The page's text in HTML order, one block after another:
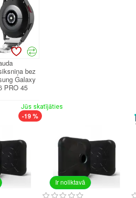
bez
Galaxy
PRO 45
Jūs skatījāties
-19 %
Ir noliktavā